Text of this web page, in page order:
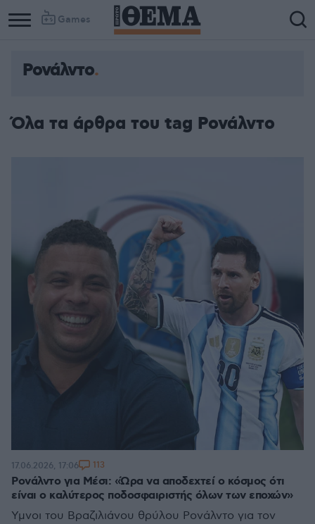
Games
Ρονάλντο
Όλα τα άρθρα του tag Ρονάλντο
Ρονάλντο για Μέσι: «Ώρα να αποδεχτεί ο κόσμος ότι
είναι ο καλύτερος ποδοσφαιριστής όλων των εποχών»
Ύμνοι του Βραζιλιάνου θρύλου Ρονάλντο για τον
17.06.2026, 17:06 113